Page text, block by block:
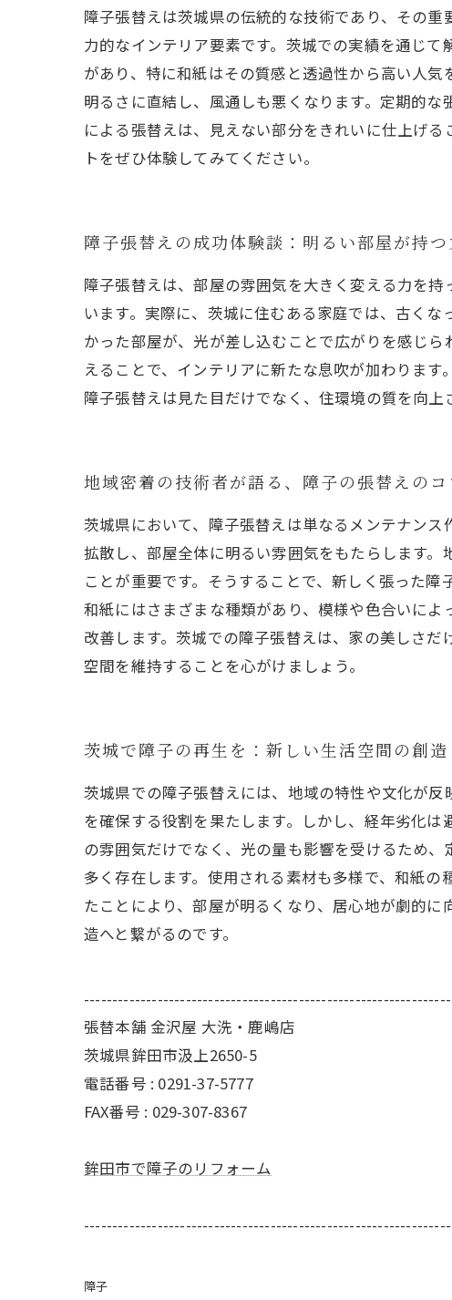
障子張替えは茨城県の伝統的な技術であり、その
力的なインテリア要素です。茨城での実績を通じ
があり、特に和紙はその質感と透過性から高い人
明るさに直結し、風通しも悪くなります。定期的
による張替えは、見えない部分をきれいに仕上げ
トをぜひ体験してみてください。
障子張替えの成功体験談：明るい部屋が持つ
障子張替えは、部屋の雰囲気を大きく変える力を
います。実際に、茨城に住むある家庭では、古く
かった部屋が、光が差し込むことで広がりを感じ
えることで、インテリアに新たな息吹が加わりま
障子張替えは見た目だけでなく、住環境の質を向
地域密着の技術者が語る、障子の張替えのコ
茨城県において、障子張替えは単なるメンテナン
拡散し、部屋全体に明るい雰囲気をもたらします
ことが重要です。そうすることで、新しく張った
和紙にはさまざまな種類があり、模様や色合いに
改善します。茨城での障子張替えは、家の美しさ
空間を維持することを心がけましょう。
茨城で障子の再生を：新しい生活空間の創造
茨城県での障子張替えには、地域の特性や文化が
を確保する役割を果たします。しかし、経年劣化
の雰囲気だけでなく、光の量も影響を受けるため
多く存在します。使用される素材も多様で、和紙
たことにより、部屋が明るくなり、居心地が劇的
造へと繋がるのです。
張替本舗 金沢屋 大洗・鹿嶋店
茨城県鉾田市汲上2650-5
電話番号 : 0291-37-5777
FAX番号 : 029-307-8367
鉾田市で障子のリフォーム
障子